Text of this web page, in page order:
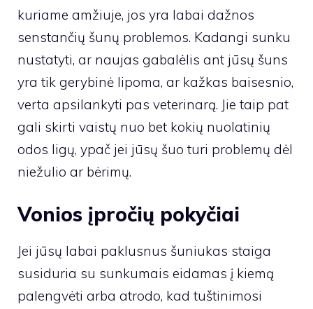
kuriame amžiuje, jos yra labai dažnos
senstančių šunų problemos. Kadangi sunku
nustatyti, ar naujas gabalėlis ant jūsų šuns
yra tik gerybinė lipoma, ar kažkas baisesnio,
verta apsilankyti pas veterinarą. Jie taip pat
gali skirti vaistų nuo bet kokių nuolatinių
odos ligų, ypač jei jūsų šuo turi problemų dėl
niežulio ar bėrimų.
Vonios įpročių pokyčiai
Jei jūsų labai paklusnus šuniukas staiga
susiduria su sunkumais eidamas į kiemą
palengvėti arba atrodo, kad tuštinimosi